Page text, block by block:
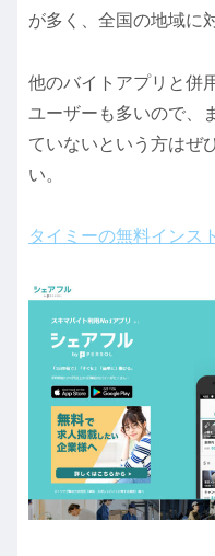
が多く、全国の地域に
他のバイトアプリと併
ユーザーも多いので、
ていないという方はぜ
い。
タイミーの無料インス